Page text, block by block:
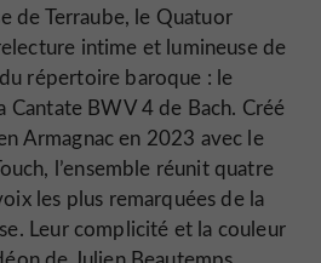
de Terraube, le Quatuor
intime et lumineuse de
répertoire baroque : le
Cantate BWV 4 de Bach. Créé
Armagnac en 2023 avec le
l’ensemble réunit quatre
les plus remarquées de la
Leur complicité et la couleur